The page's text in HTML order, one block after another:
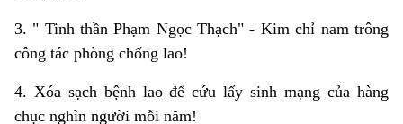
3. " Tinh thần Phạm Ngọc Thạch" - Kim chỉ nam trông
công tác phòng chống lao!
4. Xóa sạch bệnh lao để cứu lấy sinh mạng của hàng
chục nghìn người mỗi năm!